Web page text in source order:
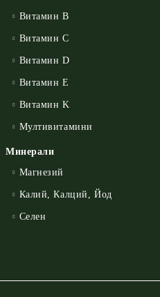
Витамин B
Витамин C
Витамин D
Витамин E
Витамин K
Мултивитамини
Минерали
Магнезий
Калий, Калций, Йод
Селен